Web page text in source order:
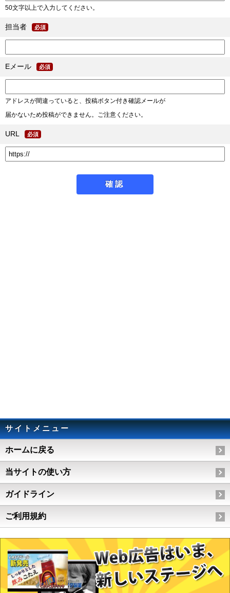
50文字以上で入力してください。
担当者 必須
Eメール 必須
アドレスが間違っていると、投稿ボタン付き確認メールが
届かないため投稿ができません。ご注意ください。
URL 必須
サイトメニュー
ホームに戻る
当サイトの使い方
ガイドライン
ご利用規約